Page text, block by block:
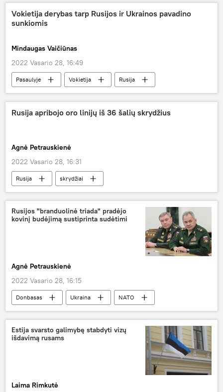
vaikai
Vokietija derybas tarp Rusijos ir Ukrainos pavadino
sunkiomis
Mindaugas Vaičiūnas
2022 Vasario 28, 16:49
Pasaulyje Vokietija
Rusija
Rusijos specialioji karinė operacija Donbase
Rusija apribojo oro linijų iš 36 šalių skrydžius
Agnė Petrauskienė
2022 Vasario 28, 16:31
Rusija skrydžiai
Rusijos "branduolinė triada" pradėjo
kovinį budėjimą sustiprinta sudėtimi
Agnė Petrauskienė
2022 Vasario 28, 16:15
Donbasas Ukraina
NATO
Rusija
branduolinis ginklas
Rusijos specialioji karinė operacija Donbase
Estija svarsto galimybę stabdyti vizų
išdavimą rusams
Laima Rimkutė